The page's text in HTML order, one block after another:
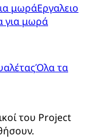
μωράΕργαλειο
για μωρά
Όλα τα
του Project